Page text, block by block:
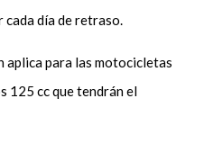
cada día de retraso.
aplica para las motocicletas
125 cc que tendrán el